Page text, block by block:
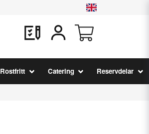
Rostfritt Catering Reservdelar